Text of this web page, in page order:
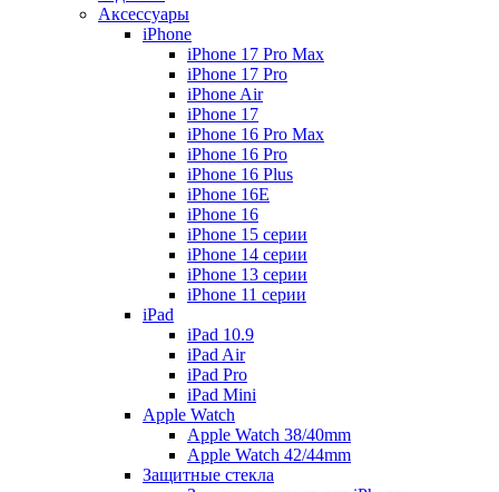
Аксессуары
iPhone
iPhone 17 Pro Max
iPhone 17 Pro
iPhone Air
iPhone 17
iPhone 16 Pro Max
iPhone 16 Pro
iPhone 16 Plus
iPhone 16E
iPhone 16
iPhone 15 серии
iPhone 14 серии
iPhone 13 серии
iPhone 11 серии
iPad
iPad 10.9
iPad Air
iPad Pro
iPad Mini
Apple Watch
Apple Watch 38/40mm
Apple Watch 42/44mm
Защитные стекла